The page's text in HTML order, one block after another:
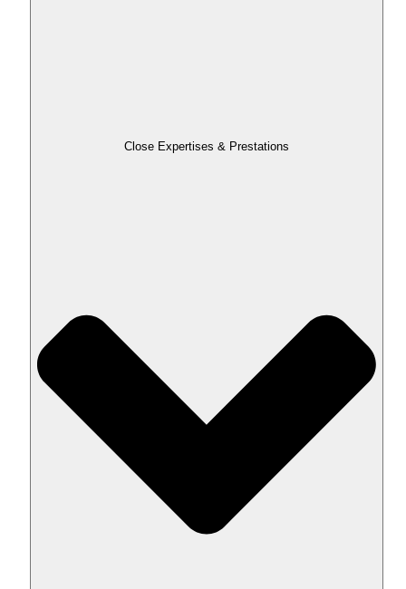
Close Expertises & Prestations